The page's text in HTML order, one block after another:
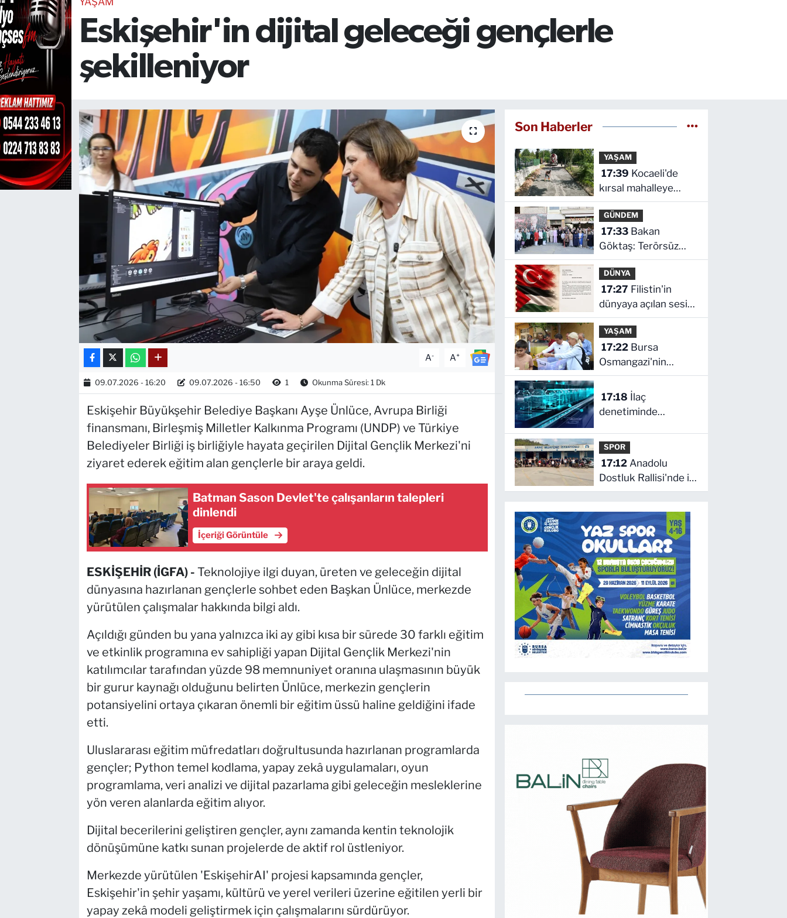
Eskişehir'in dijital geleceği gençlerle
şekilleniyor
A- A+
09.07.2026 - 16:20 09.07.2026 - 16:50 1 Okunma Süresi: 1 Dk
Eskişehir Büyükşehir Belediye Başkanı Ayşe Ünlüce, Avrupa Birliği
finansmanı, Birleşmiş Milletler Kalkınma Programı (UNDP) ve Türkiye
Belediyeler Birliği iş birliğiyle hayata geçirilen Dijital Gençlik Merkezi'ni
ziyaret ederek eğitim alan gençlerle bir araya geldi.
Batman Sason Devlet'te çalışanların talepleri
dinlendi
İçeriği Görüntüle
ESKİŞEHİR (İGFA) - Teknolojiye ilgi duyan, üreten ve geleceğin dijital
dünyasına hazırlanan gençlerle sohbet eden Başkan Ünlüce, merkezde
yürütülen çalışmalar hakkında bilgi aldı.
Açıldığı günden bu yana yalnızca iki ay gibi kısa bir sürede 30 farklı eğitim
ve etkinlik programına ev sahipliği yapan Dijital Gençlik Merkezi'nin
katılımcılar tarafından yüzde 98 memnuniyet oranına ulaşmasının büyük
bir gurur kaynağı olduğunu belirten Ünlüce, merkezin gençlerin
potansiyelini ortaya çıkaran önemli bir eğitim üssü haline geldiğini ifade
etti.
Uluslararası eğitim müfredatları doğrultusunda hazırlanan programlarda
gençler; Python temel kodlama, yapay zekâ uygulamaları, oyun
programlama, veri analizi ve dijital pazarlama gibi geleceğin mesleklerine
yön veren alanlarda eğitim alıyor.
Dijital becerilerini geliştiren gençler, aynı zamanda kentin teknolojik
dönüşümüne katkı sunan projelerde de aktif rol üstleniyor.
Merkezde yürütülen 'EskişehirAI' projesi kapsamında gençler,
Eskişehir'in şehir yaşamı, kültürü ve yerel verileri üzerine eğitilen yerli bir
yapay zekâ modeli geliştirmek için çalışmalarını sürdürüyor.
Son Haberler
YAŞAM
17:39
kırsal mahalleye
modern yol
GÜNDEM
17:33
Göktaş: Terörsüz
Türkiye ile barışın ve
istikrarın güçlendiği
gelecek hedefliyoruz
DÜNYA
17:27
dünyaya açılan sesi
olmaya devam
edeceğiz
YAŞAM
17:22
Osmangazi'nin
nabzını Küplüpınar'da
tuttu
17:18
denetiminde
dönemi
SPOR
17:12 Anadolu
Dostluk Rallisi'nde ilk
yarı tamamlandı
TEKNOLOJİ
CANLI DİNLE
RESMİ İLANLAR
Gencsesfm Canlı Dinle